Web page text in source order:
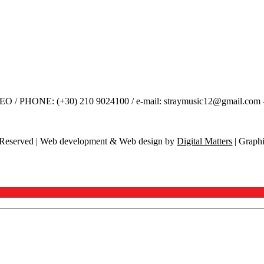
/ PHONE: (+30) 210 9024100 / e-mail: straymusic12@gmail.com
| Web development & Web design byDigital Matters |